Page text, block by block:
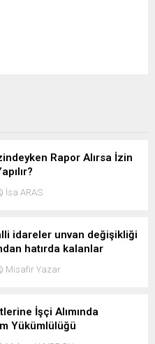
Rapor Alırsa İzin
İsa ARAS
idareler unvan değişikliği
hatırda kalanlar
Misafir Yazar
İşçi Alımında
Yükümlülüğü